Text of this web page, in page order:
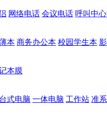
网络电话 会议电话 呼叫中
本 商务办公本 校园学生本
本膜
式电脑 一体电脑 工作站 准